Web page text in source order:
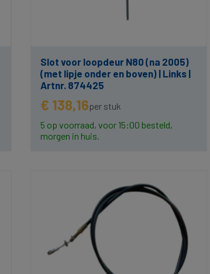
Slot voor loopdeur N80 (na 2005)
(met lipje onder en boven) | Links |
Artnr. 874425
€ 138,16per stuk
5 op voorraad, voor 15:00 besteld,
morgen in huis.